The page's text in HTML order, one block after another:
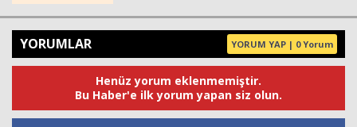
YORUMLAR YORUM YAP | 0 Yorum
Henüz yorum eklenmemiştir.
Bu Haber'e ilk yorum yapan siz olun.